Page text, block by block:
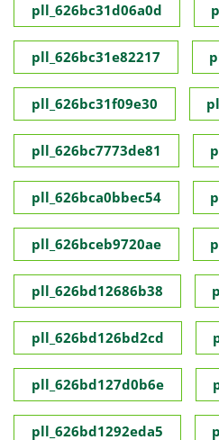
pll_626bc31d06a0d
pll_626bc31e82217
pll_626bc31f09e30
pll_626bc7773de81
pll_626bca0bbec54
pll_626bceb9720ae
pll_626bd12686b38
pll_626bd126bd2cd
pll_626bd127d0b6e
pll_626bd1292eda5